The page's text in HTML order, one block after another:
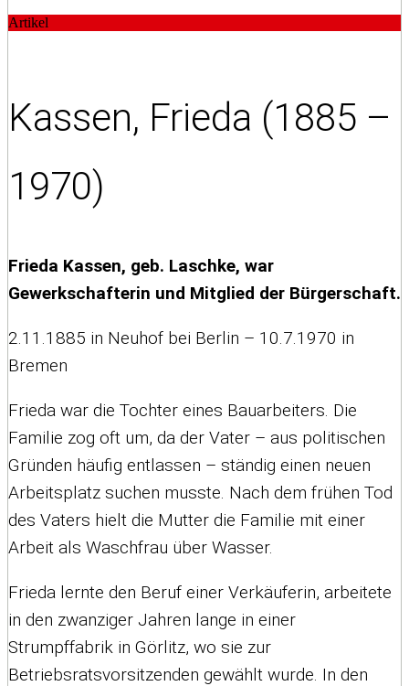
Artikel
Kassen, Frieda (1885 –
1970)
Frieda Kassen, geb. Laschke, war
Gewerkschafterin und Mitglied der Bürgerschaft.
2.11.1885 in Neuhof bei Berlin – 10.7.1970 in
Bremen
Frieda war die Tochter eines Bauarbeiters. Die
Familie zog oft um, da der Vater – aus politischen
Gründen häufig entlassen – ständig einen neuen
Arbeitsplatz suchen musste. Nach dem frühen Tod
des Vaters hielt die Mutter die Familie mit einer
Arbeit als Waschfrau über Wasser.
Frieda lernte den Beruf einer Verkäuferin, arbeitete
in den zwanziger Jahren lange in einer
Strumpffabrik in Görlitz, wo sie zur
Betriebsratsvorsitzenden gewählt wurde. In den